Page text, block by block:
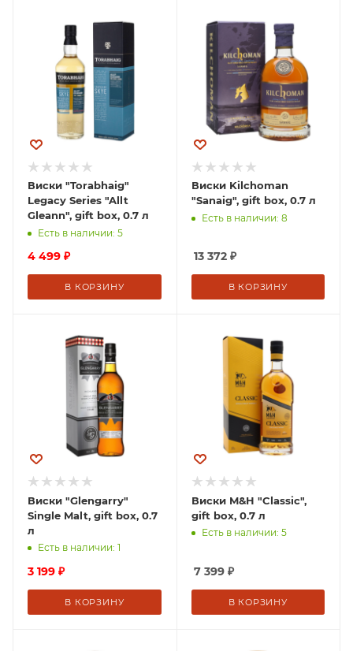
Виски "Torabhaig"
Legacy Series "Allt
Gleann", gift box, 0.7 л
Есть в наличии: 5
4 499 ₽
В КОРЗИНУ
Виски Kilchoman
"Sanaig", gift box, 0.7 л
Есть в наличии: 8
13 372₽
В КОРЗИНУ
Виски "Glengarry"
Single Malt, gift box, 0.7
л
Есть в наличии: 1
3 199 ₽
В КОРЗИНУ
Виски M&H "Classic",
gift box, 0.7 л
Есть в наличии: 5
7 399₽
В КОРЗИНУ